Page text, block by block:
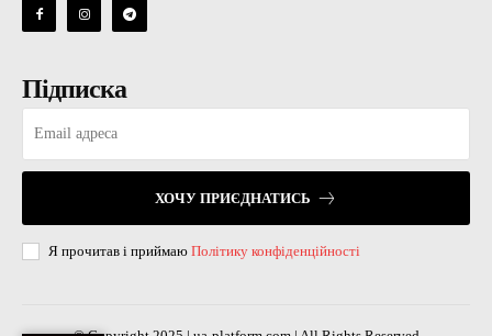
Підписка
ХОЧУ ПРИЄДНАТИСЬ
Я прочитав і приймаю Політику конфіденційності